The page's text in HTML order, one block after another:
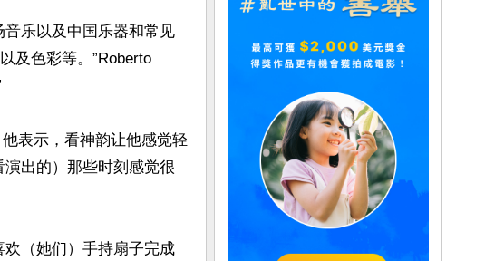
乐以及中国乐器和常见
及色彩等。”Roberto
表示，看神韵让他感觉轻
出的）那些时刻感觉很
（她们）手持扇子完成